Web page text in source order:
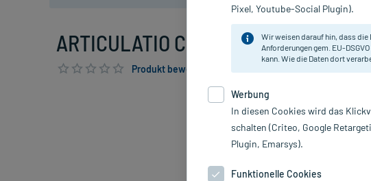
ARTICULATIO CUBITI GL D 5, 10X1 ml
Produkt bewerten & PlusHerzen sichern
Pixel, Youtube-Social Plugin).
Wir weisen darauf hin, dass
Anforderungen gem. EU-
kann. Wie die Daten dort
Werbung
In diesen Cookies wird das
schalten (Criteo, Google
Plugin, Emarsys).
Funktionelle Cookies